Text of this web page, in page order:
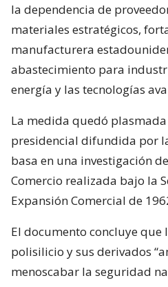
la dependencia de
materiales estratégicos,
manufacturera
abastecimiento para
energía y las tecnologías
La medida quedó
presidencial difundida por
basa en una investigación
Comercio realizada bajo la
Expansión Comercial de
El documento concluye
polisilicio y sus derivados
menoscabar la seguridad